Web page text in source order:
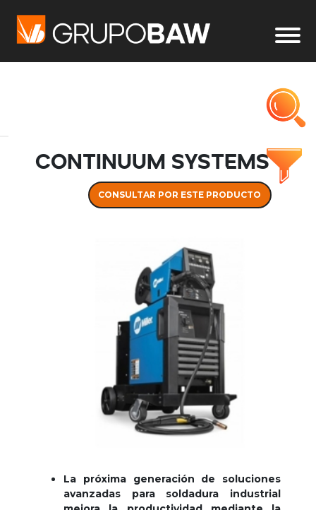
CONTINUUM SYSTEMS
CONSULTAR POR ESTE PRODUCTO
La próxima generación de soluciones
avanzadas para soldadura industrial